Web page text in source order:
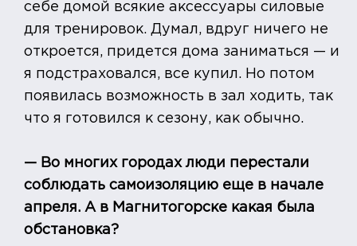
себе домой всякие аксессуары силовые
для тренировок. Думал, вдруг ничего не
откроется, придется дома заниматься — и
я подстраховался, все купил. Но потом
появилась возможность в зал ходить, так
что я готовился к сезону, как обычно.
— Во многих городах люди перестали
соблюдать самоизоляцию еще в начале
апреля. А в Магнитогорске какая была
обстановка?